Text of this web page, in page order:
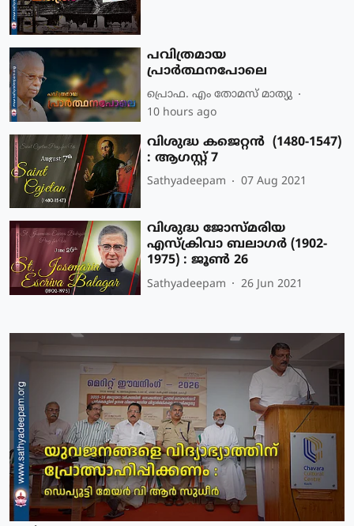
പവിത്രമായ
പ്രാർത്ഥനപോലെ
പ്രൊഫ. എം തോമസ് മാത്യു
10 hours ago
വിശുദ്ധ കജെറ്റന്‍ (1480-1547)
: ആഗസ്റ്റ് 7
Sathyadeepam 07 Aug 2021
വിശുദ്ധ ജോസ്മരിയ
എസ്‌ക്രിവാ ബലാഗര്‍ (1902-
1975) : ജൂണ്‍ 26
Sathyadeepam 26 Jun 2021